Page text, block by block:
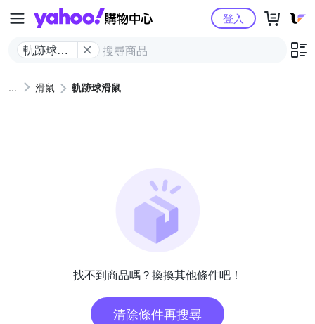
Yahoo購物中心
軌跡球滑
登入
滑鼠 軌跡球滑鼠
找不到商品嗎？換換其他條件吧！
清除條件再搜尋